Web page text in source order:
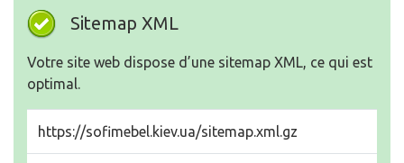
Sitemap XML
Votre site web dispose d’une sitemap XML, ce qui est
optimal.
https://sofimebel.kiev.ua/sitemap.xml.gz